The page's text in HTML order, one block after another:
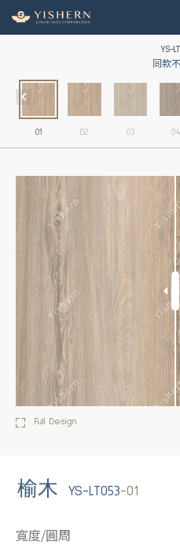
YS-
同款
01 02 03 04
Full Design
榆木 YS-LT053-01
寬度/圓周